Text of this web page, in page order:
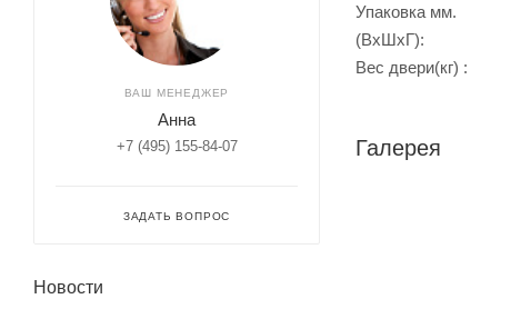
Упаковка мм.
(ВхШхГ):
Вес двери(кг) :
Галерея
ВАШ МЕНЕДЖЕР
Анна
+7 (495) 155-84-07
ЗАДАТЬ ВОПРОС
Новости